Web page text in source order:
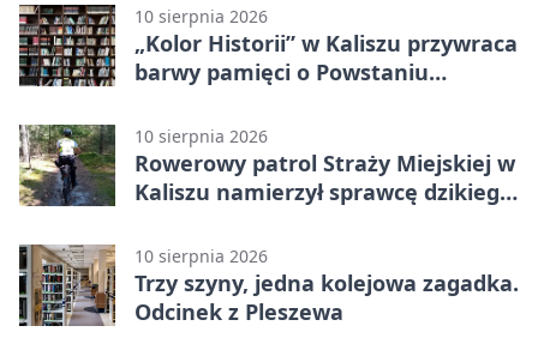
10 sierpnia 2026
„Kolor Historii” w Kaliszu przywraca
barwy pamięci o Powstaniu
10 sierpnia 2026
Rowerowy patrol Straży Miejskiej w
Kaliszu namierzył sprawcę dzikiego
10 sierpnia 2026
Trzy szyny, jedna kolejowa zagadka.
Odcinek z Pleszewa